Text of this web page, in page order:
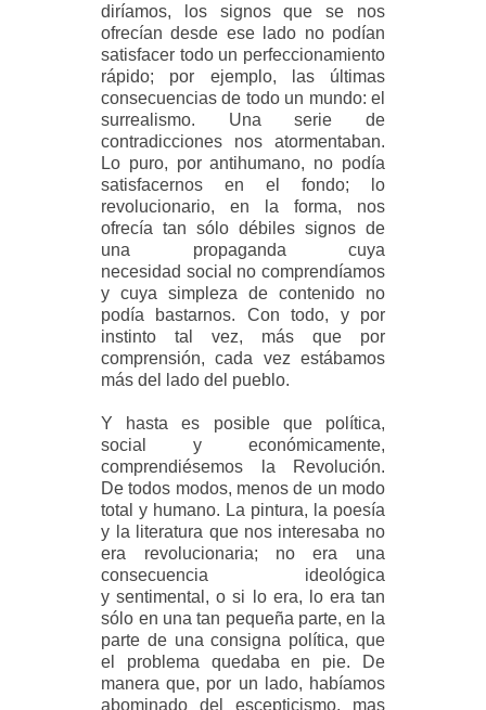
diríamos, los signos que se nos
ofrecían desde ese lado no podían
satisfacer todo un perfeccionamiento
rápido; por ejemplo, las últimas
consecuencias de todo un mundo: el
surrealismo. Una serie de
contradicciones nos atormentaban.
Lo puro, por antihumano, no podía
satisfacernos en el fondo; lo
revolucionario, en la forma, nos
ofrecía tan sólo débiles signos de
una propaganda cuya
necesidad social no comprendíamos
y cuya simpleza de contenido no
podía bastarnos. Con todo, y por
instinto tal vez, más que por
comprensión, cada vez estábamos
más del lado del pueblo.
Y hasta es posible que política,
social y económicamente,
comprendiésemos la Revolución.
De todos modos, menos de un modo
total y humano. La pintura, la poesía
y la literatura que nos interesaba no
era revolucionaria; no era una
consecuencia ideológica
y sentimental, o si lo era, lo era tan
sólo en una tan pequeña parte, en la
parte de una consigna política, que
el problema quedaba en pie. De
manera que, por un lado, habíamos
abominado del escepticismo, mas